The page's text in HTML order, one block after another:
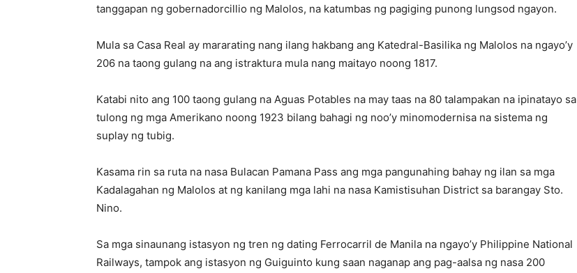
tanggapan ng gobernadorcillio ng Malolos, na katumbas ng pagiging punong lungsod ngayon.
Mula sa Casa Real ay mararating nang ilang hakbang ang Katedral-Basilika ng Malolos na ngayo’y
206 na taong gulang na ang istraktura mula nang maitayo noong 1817.
Katabi nito ang 100 taong gulang na Aguas Potables na may taas na 80 talampakan na ipinatayo sa
tulong ng mga Amerikano noong 1923 bilang bahagi ng noo’y minomodernisa na sistema ng
suplay ng tubig.
Kasama rin sa ruta na nasa Bulacan Pamana Pass ang mga pangunahing bahay ng ilan sa mga
Kadalagahan ng Malolos at ng kanilang mga lahi na nasa Kamistisuhan District sa barangay Sto.
Nino.
Sa mga sinaunang istasyon ng tren ng dating Ferrocarril de Manila na ngayo’y Philippine National
Railways, tampok ang istasyon ng Guiguinto kung saan naganap ang pag-aalsa ng nasa 200